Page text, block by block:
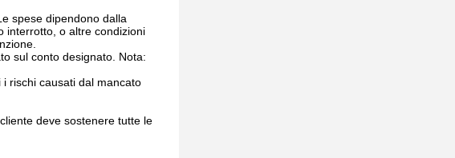
spese dipendono dalla
interrotto, o altre condizioni
sul conto designato. Nota:
rischi causati dal mancato
deve sostenere tutte le